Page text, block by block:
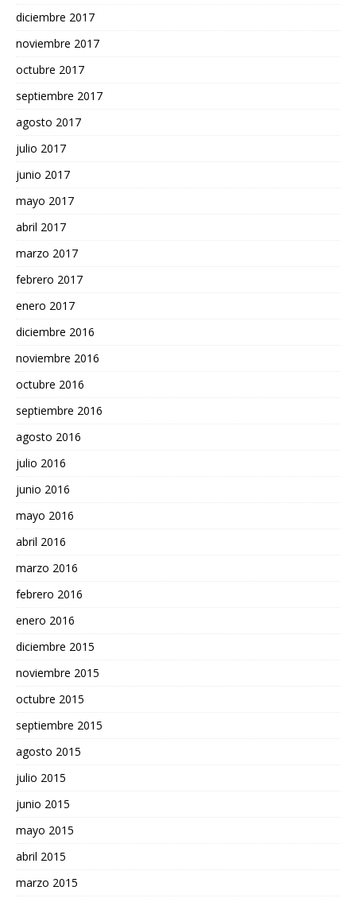
diciembre 2017
noviembre 2017
octubre 2017
septiembre 2017
agosto 2017
julio 2017
junio 2017
mayo 2017
abril 2017
marzo 2017
febrero 2017
enero 2017
diciembre 2016
noviembre 2016
octubre 2016
septiembre 2016
agosto 2016
julio 2016
junio 2016
mayo 2016
abril 2016
marzo 2016
febrero 2016
enero 2016
diciembre 2015
noviembre 2015
octubre 2015
septiembre 2015
agosto 2015
julio 2015
junio 2015
mayo 2015
abril 2015
marzo 2015